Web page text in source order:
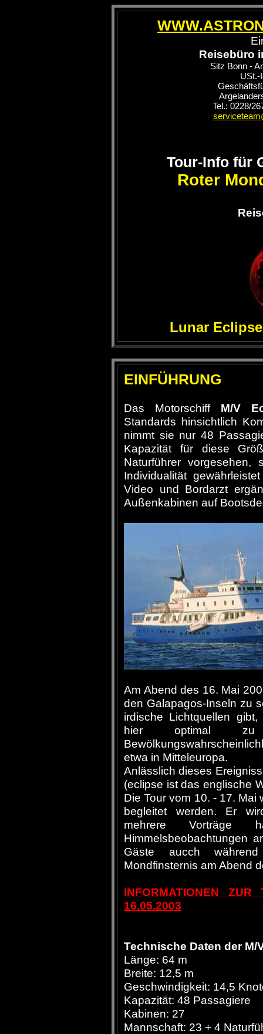
Reisebüro
Sitz Bonn -
USt.-
Tel.: 0228/
Tour-Info für
Roter
Lunar
EINFÜHRUNG
Das Motorschiff M/V
Standards hinsichtlich
nimmt sie nur 48
Kapazität für diese
Naturführer vorgesehen,
Individualität
Video und Bordarzt
Außenkabinen auf
Am Abend des 16. Mai
den Galapagos-Inseln zu
irdische Lichtquellen
hier optimal zu
etwa in Mitteleuropa.
Anlässlich dieses
(eclipse ist das englische
Die Tour vom 10. - 17.
begleitet werden. Er
mehrere Vorträge
Himmelsbeobachtungen
Gäste aucch
Mondfinsternis am Abend
INFORMATIONEN ZUR
16.05.2003
Technische Daten der M/
Länge: 64 m
Breite: 12,5 m
Geschwindigkeit: 14,5
Kapazität: 48 Passagiere
Kabinen: 27
Mannschaft: 23 + 4